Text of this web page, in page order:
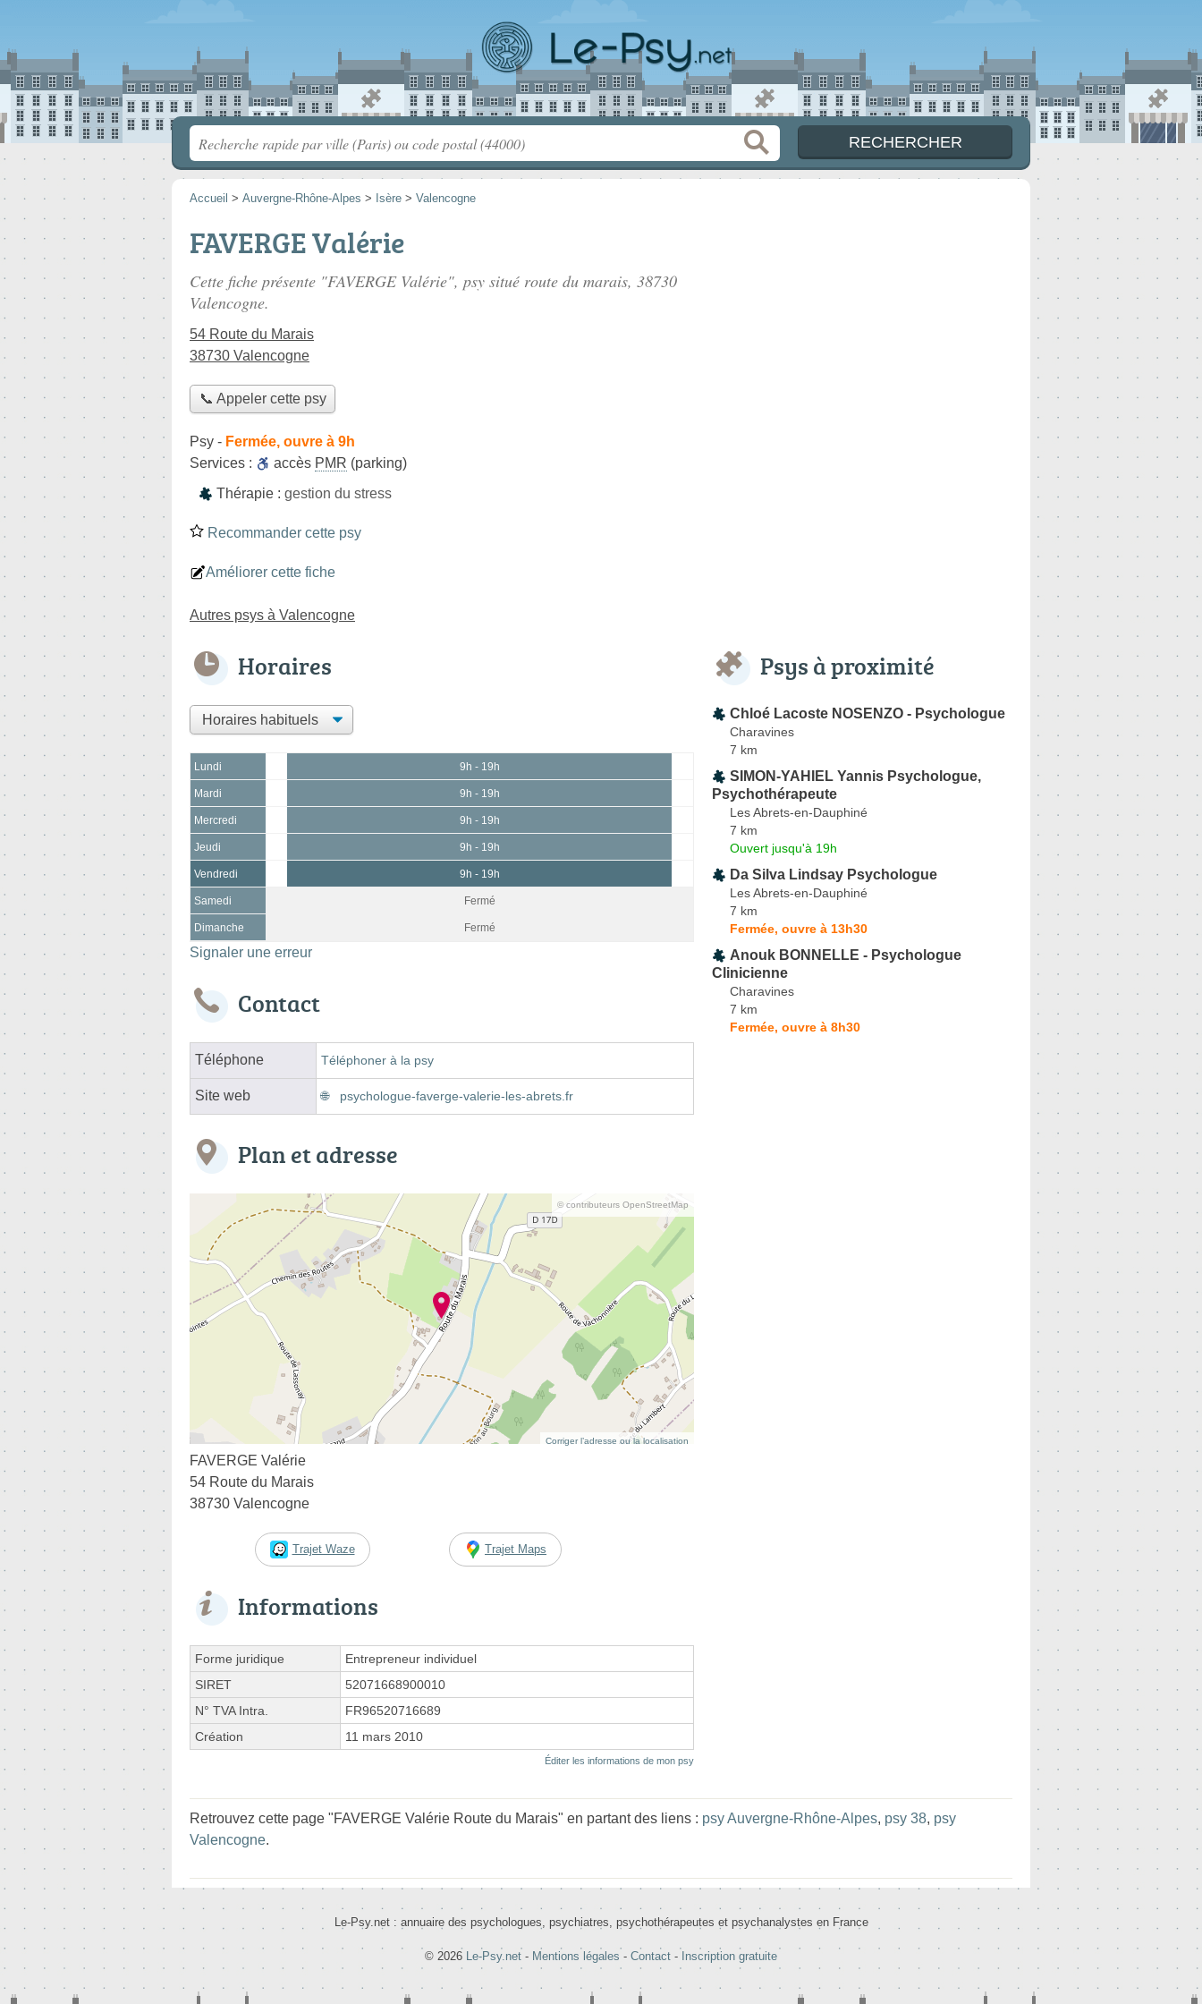
Accueil > Auvergne-Rhône-Alpes > Isère > Valencogne
FAVERGE Valérie
Cette fiche présente "FAVERGE Valérie", psy situé route du marais, 38730
Valencogne.
54 Route du Marais
38730 Valencogne
📞 Appeler cette psy
Psy - Fermée, ouvre à 9h
Services :
accès PMR (parking)
Thérapie : gestion du stress
Recommander cette psy
Améliorer cette fiche
Autres psys à Valencogne
Horaires
Lundi 9h - 19h
Mardi 9h - 19h
Mercredi 9h - 19h
Jeudi 9h - 19h
Vendredi 9h - 19h
Samedi Fermé
Dimanche Fermé
Signaler une erreur
Contact
Téléphone Téléphoner à la psy
Site web psychologue-faverge-valerie-les-abrets.fr
Plan et adresse
© contributeurs OpenStreetMap
Corriger l’adresse ou la localisation
FAVERGE Valérie
54 Route du Marais
38730 Valencogne
Trajet Waze Trajet Maps
Informations
Forme juridique
Entrepreneur individuel
SIRET
52071668900010
N° TVA Intra.
FR96520716689
Création
11 mars 2010
Éditer les informations de mon psy
Psys à proximité
Chloé Lacoste NOSENZO - Psychologue
Charavines
7 km
SIMON-YAHIEL Yannis Psychologue,
Psychothérapeute
Les Abrets-en-Dauphiné
7 km
Ouvert jusqu'à 19h
Da Silva Lindsay Psychologue
Les Abrets-en-Dauphiné
7 km
Fermée, ouvre à 13h30
Anouk BONNELLE - Psychologue
Clinicienne
Charavines
7 km
Fermée, ouvre à 8h30
Retrouvez cette page "FAVERGE Valérie Route du Marais" en partant des liens : psy Auvergne-Rhône-Alpes, psy 38, psy
Valencogne.
Le-Psy.net : annuaire des psychologues, psychiatres, psychothérapeutes et psychanalystes en France
© 2026 Le-Psy.net - Mentions légales - Contact - Inscription gratuite